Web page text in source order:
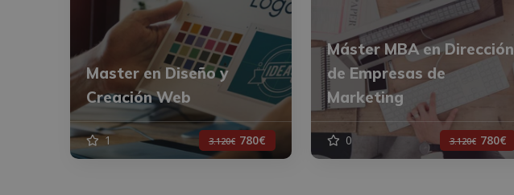
Master en Diseño y
Creación Web
1 3.120€ 780€
Máster MBA en Dirección
de Empresas de
Marketing
0 3.120€ 780€